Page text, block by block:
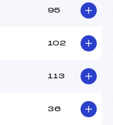
95
102
113
36